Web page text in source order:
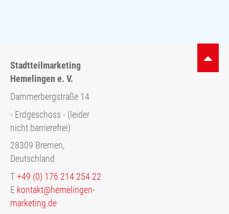
Stadtteilmarketing
Hemelingen e. V.
Dammerbergstraße 14
- Erdgeschoss - (leider
nicht barrierefrei)
28309 Bremen,
Deutschland
T +49 (0) 176 214 254 22
E kontakt@hemelingen-
marketing.de